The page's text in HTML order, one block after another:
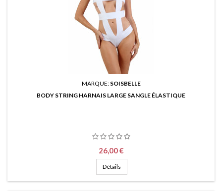
MARQUE: SOISBELLE
BODY STRING HARNAIS LARGE SANGLE ÉLASTIQUE
Prix
26,00 €
Détails